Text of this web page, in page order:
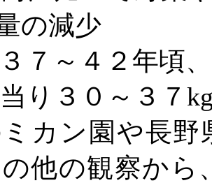
の減少
７～４２年頃
り３０～３７
カン園や長野
他の観察から